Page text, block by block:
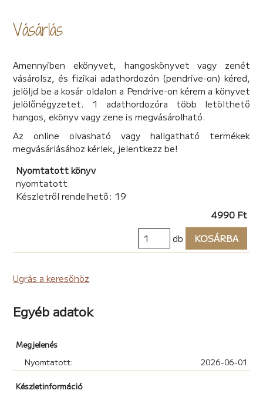
Vásárlás
Amennyiben ekönyvet, hangoskönyvet vagy zenét
vásárolsz, és fizikai adathordozón (pendrive-on) kéred,
jelöljd be a kosár oldalon a Pendrive-on kérem a könyvet
jelölőnégyzetet. 1 adathordozóra több letölthető
hangos, ekönyv vagy zene is megvásárolható.
Az online olvasható vagy hallgatható termékek
megvásárlásához kérlek, jelentkezz be!
Nyomtatott könyv
nyomtatott
Készletről rendelhető: 19
4990 Ft
db
KOSÁRBA
Ugrás a keresőhöz
Egyéb adatok
Megjelenés
Nyomtatott:
2026-06-01
Készletinformáció